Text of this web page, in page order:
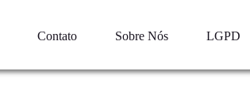
Contato Sobre Nós LGPD